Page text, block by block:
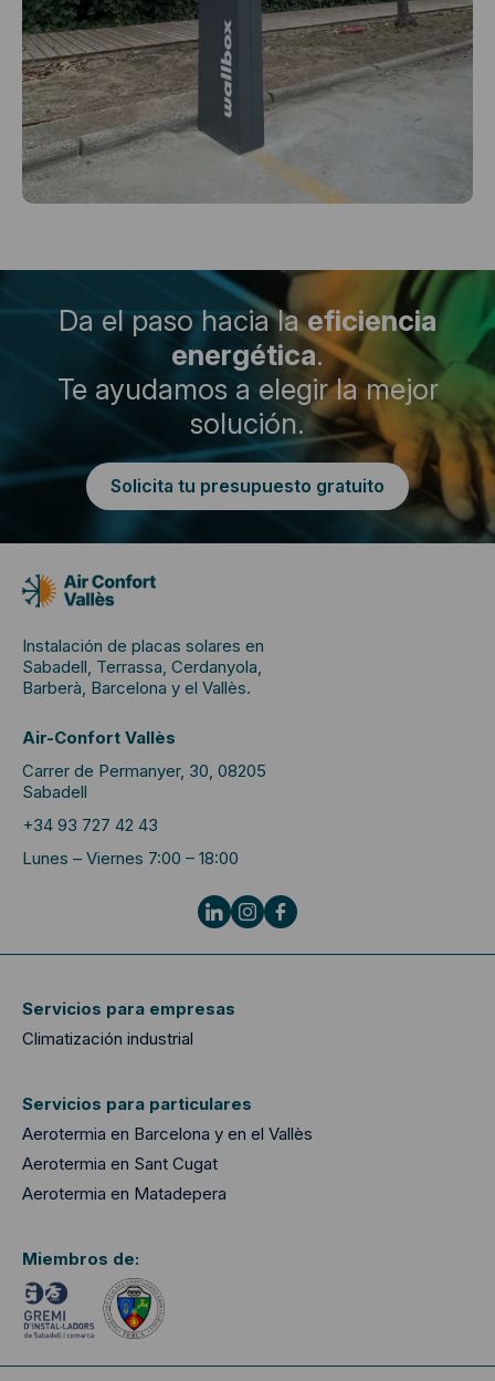
Da el paso hacia laeficiencia
energética.
Te ayudamos a elegir la mejor
solución.
Solicita tu presupuesto gratuito
Instalación de placas solares en
Sabadell, Terrassa, Cerdanyola,
Barberà, Barcelona y el Vallès.
Air-Confort Vallès
Carrer de Permanyer, 30, 08205
Sabadell
+34 93 727 42 43
Lunes – Viernes 7:00 – 18:00
Servicios para empresas
Climatización industrial
Servicios para particulares
Aerotermia en Barcelona y en el Vallès
Aerotermia en Sant Cugat
Aerotermia en Matadepera
Miembros de: